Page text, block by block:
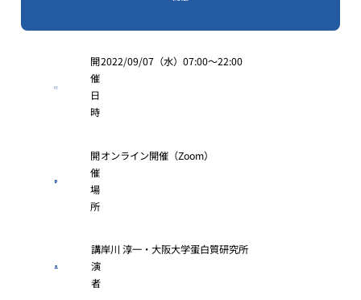
開
催
日
時
2022/09/07（水）07:00～22:00
開
催
場
所
オンライン開催（Zoom）
講
演
者
岸川 淳一・大阪大学蛋白質研究所